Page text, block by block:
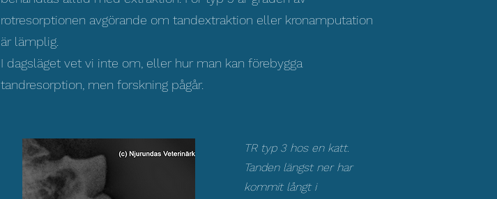
rotresorptionen avgörande om tandextraktion eller kronamputation
är lämplig.
I dagsläget vet vi inte om, eller hur man kan förebygga
tandresorption, men forskning pågår.
TR typ 3 hos en katt.
Tanden längst ner har
kommit långt i